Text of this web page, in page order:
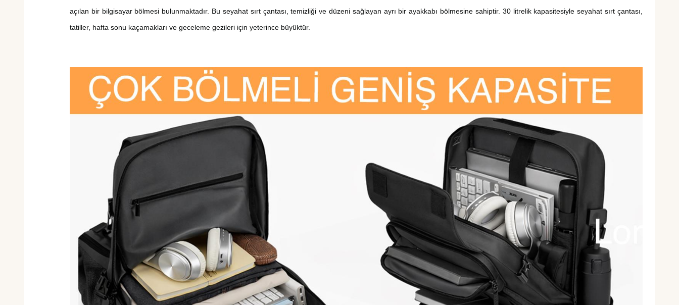
açılan bir bilgisayar bölmesi bulunmaktadır. Bu seyahat sırt çantası, temizliği ve düzeni sağlayan ayrı bir ayakkabı bölmesine sahiptir. 30litrelik kapasitesiyle seyahat sırt çantası,
tatiller, hafta sonu kaçamakları ve geceleme gezileri için yeterince büyüktür.